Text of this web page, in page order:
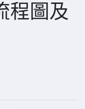
程圖及